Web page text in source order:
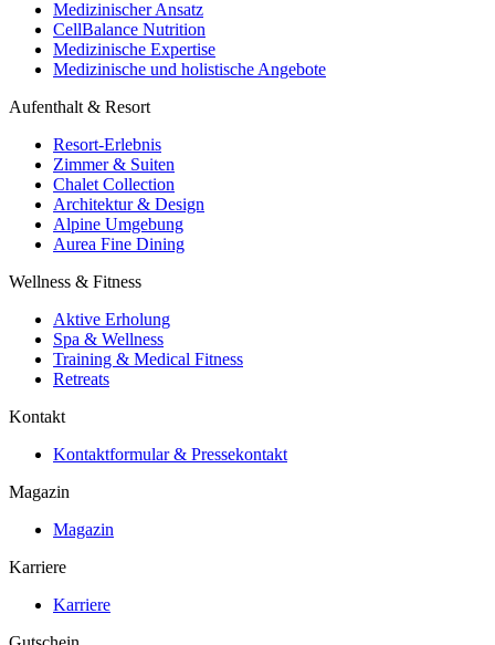
Medizinischer Ansatz
CellBalance Nutrition
Medizinische Expertise
Medizinische und holistische Angebote
Aufenthalt & Resort
Resort-Erlebnis
Zimmer & Suiten
Chalet Collection
Architektur & Design
Alpine Umgebung
Aurea Fine Dining
Wellness & Fitness
Aktive Erholung
Spa & Wellness
Training & Medical Fitness
Retreats
Kontakt
Kontaktformular & Pressekontakt
Magazin
Magazin
Karriere
Karriere